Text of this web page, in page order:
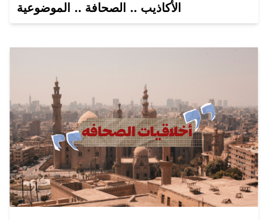
الأكاذيب .. الصحافة .. الموضوعية